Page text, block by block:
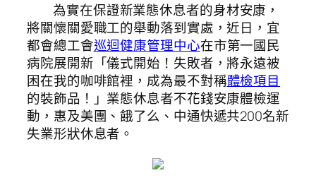
為實在保證新業態休息者的身材安康，
將關懷關愛職工的舉動落到實處，近日，宜
都會總工會巡迴健康管理中心在市第一國民
病院展開新「儀式開始！失敗者，將永遠被
困在我的咖啡館裡，成為最不對稱體檢項目
的裝飾品！」業態休息者不花錢安康體檢運
動，惠及美團、餓了么、中通快遞共200名新
失業形狀休息者。